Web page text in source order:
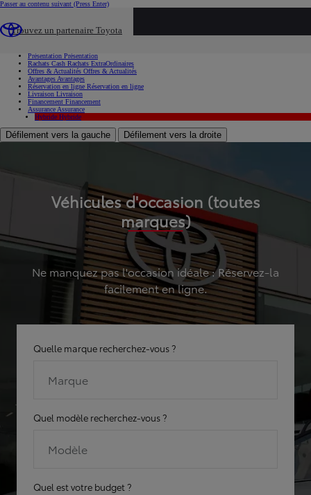
Passer au contenu suivant (Press Enter)
Trouvez un partenaire Toyota
Présentation Présentation
Rachats Cash Rachats ExtraOrdinaires
Offres & Actualités Offres & Actualités
Avantages Avantages
Réservation en ligne Réservation en ligne
Livraison Livraison
Financement Financement
Assurance Assurance
Hybride Hybride
Défilement vers la gauche Défilement vers la droite
Véhicules d'occasion (toutes
marques)
Ne manquez pas l'occasion idéale : Réservez-la
facilement en ligne.
Quelle marque recherchez-vous ?
Marque
Quel modèle recherchez-vous ?
Modèle
Quel est votre budget ?